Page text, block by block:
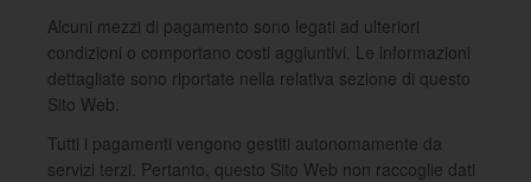
Alcuni mezzi di pagamento sono legati ad ulteriori
condizioni o comportano costi aggiuntivi. Le informazioni
dettagliate sono riportate nella relativa sezione di questo
Sito Web.
Tutti i pagamenti vengono gestiti autonomamente da
servizi terzi. Pertanto, questo Sito Web non raccoglie dati